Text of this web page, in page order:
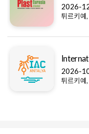
2026-
튀르키예
2026-
튀르키예